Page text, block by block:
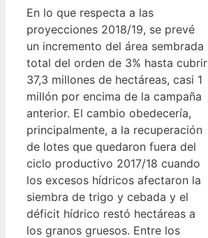
En lo que respecta a las
proyecciones 2018/19, se prevé
un incremento del área sembrada
total del orden de 3% hasta cubrir
37,3 millones de hectáreas, casi 1
millón por encima de la campaña
anterior. El cambio obedecería,
principalmente, a la recuperación
de lotes que quedaron fuera del
ciclo productivo 2017/18 cuando
los excesos hídricos afectaron la
siembra de trigo y cebada y el
déficit hídrico restó hectáreas a
los granos gruesos. Entre los